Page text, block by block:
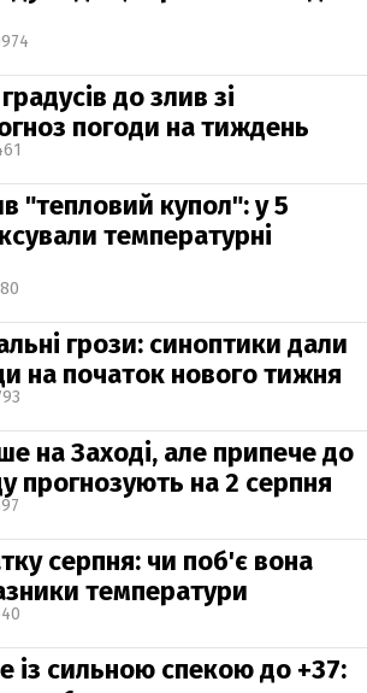
до злив зі
погоди на тиждень
"тепловий купол": у 5
температурні
грози: синоптики дали
на початок нового тижня
на Заході, але припече до
прогнозують на 2 серпня
серпня: чи поб'є вона
температури
із сильною спекою до +37: